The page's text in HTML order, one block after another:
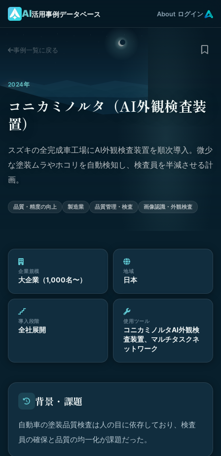
AI活用事例データベース About ログイン
事例一覧に戻る
2024年
コニカミノルタ（AI外観検査装
置）
スズキの全完成車工場にAI外観検査装置を順次導入。微少
な塗装ムラやホコリを自動検知し、検査員を半減させる計
画。
品質・精度の向上 製造業 品質管理・検査 画像認識・外観検査
企業規模
大企業（1,000名〜）
地域
日本
導入段階
全社展開
使用ツール
コニカミノルタAI外観検
査装置、マルチタスクネ
ットワーク
背景・課題
自動車の塗装品質検査は人の目に依存しており、検査
員の確保と品質の均一化が課題だった。